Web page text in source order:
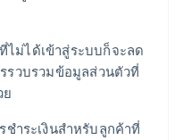
ไม่ได้เข้าสู่ระบบก็จะลด
รวบรวมข้อมูลส่วนตัวที่
ชำระเงินสำหรับลูกค้าที่